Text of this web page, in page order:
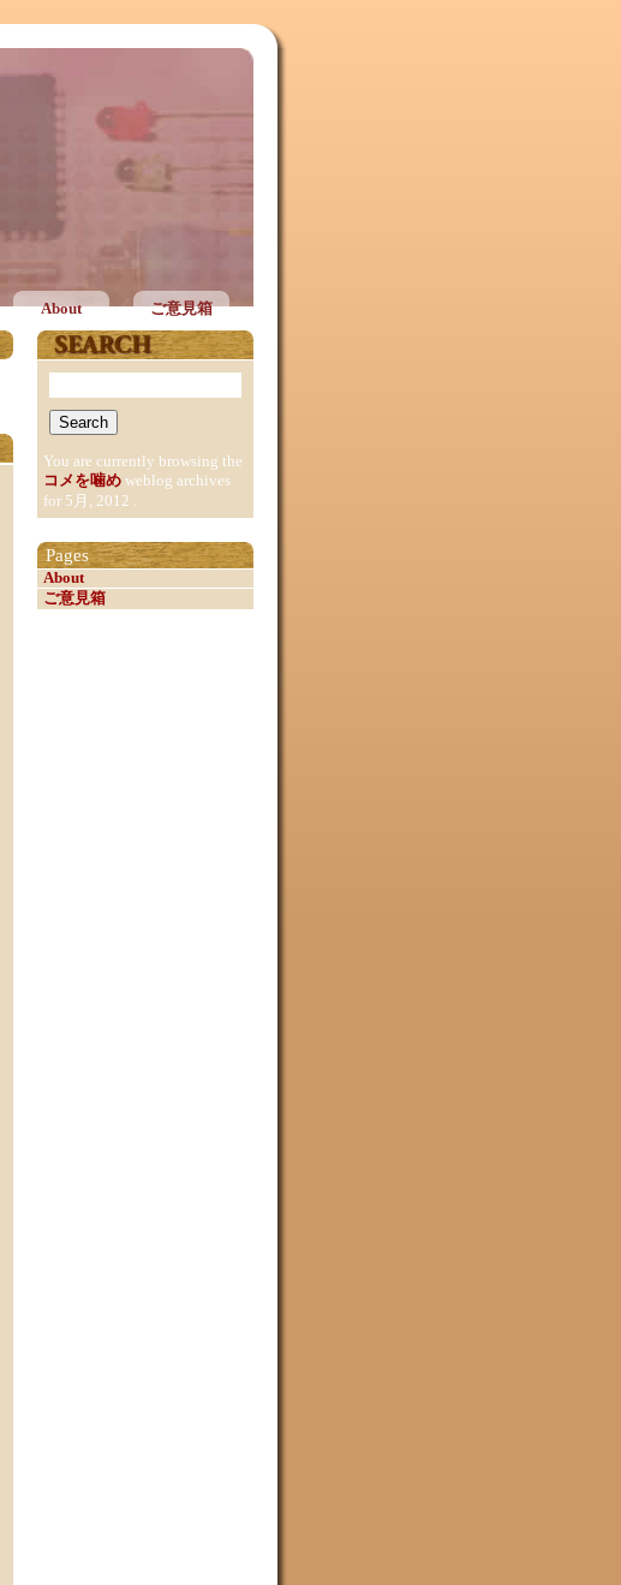
About ご意見箱
You are currently browsing the
コメを噛め weblog archives
for 5月, 2012 .
Pages
About
ご意見箱